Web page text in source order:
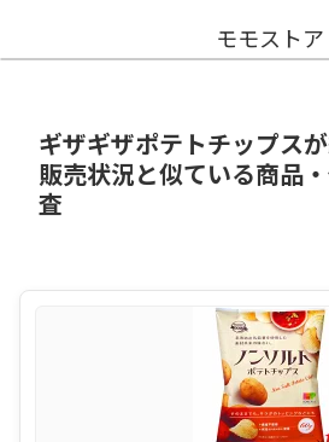
モモストア
ギザギザポテトチップス
販売状況と似ている商品
査